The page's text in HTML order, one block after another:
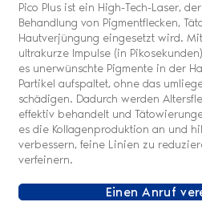
Pico Plus ist ein High-Tech-Laser,
Behandlung von Pigmentflecken,
Hautverjüngung eingesetzt wird.
ultrakurze Impulse (in
es unerwünschte Pigmente in der
Partikel aufspaltet, ohne das
schädigen. Dadurch werden
effektiv behandelt und
es die Kollagenproduktion an und
verbessern, feine Linien zu
verfeinern.
Einen Anruf